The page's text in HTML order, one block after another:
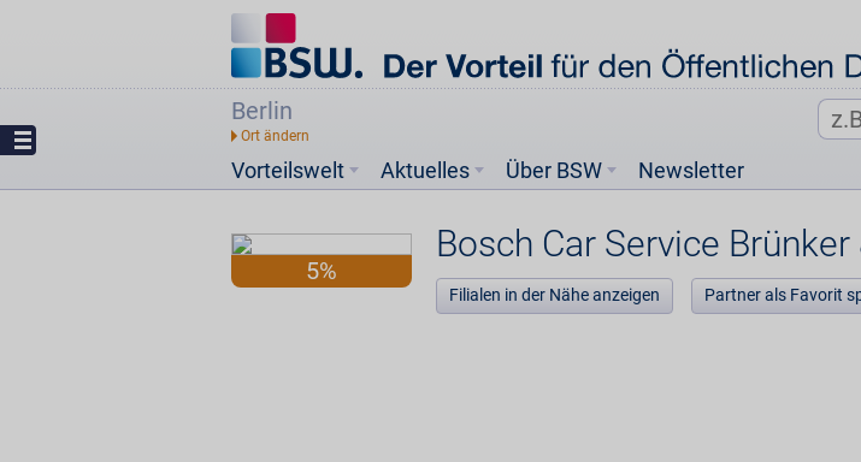
Berlin
Vorteilswelt Aktuelles Über BSW Newsletter
5%
Bosch Car Service
Filialen in der Nähe anzeigen Partner als Favorit